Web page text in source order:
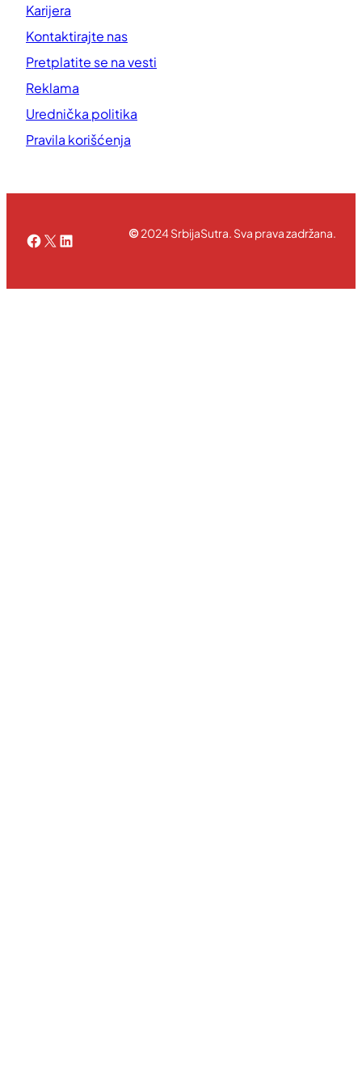
Karijera
Kontaktirajte nas
Pretplatite se na vesti
Reklama
Urednička politika
Pravila korišćenja
Facebook
X LinkedIn©2024 SrbijaSutra. Sva prava zadržana.